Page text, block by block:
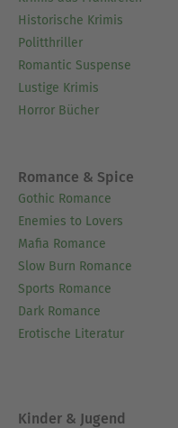
Historische Krimis
Politthriller
Romantic Suspense
Lustige Krimis
Horror Bücher
Romance & Spice
Gothic Romance
Enemies to Lovers
Mafia Romance
Slow Burn Romance
Sports Romance
Dark Romance
Erotische Literatur
Kinder & Jugend